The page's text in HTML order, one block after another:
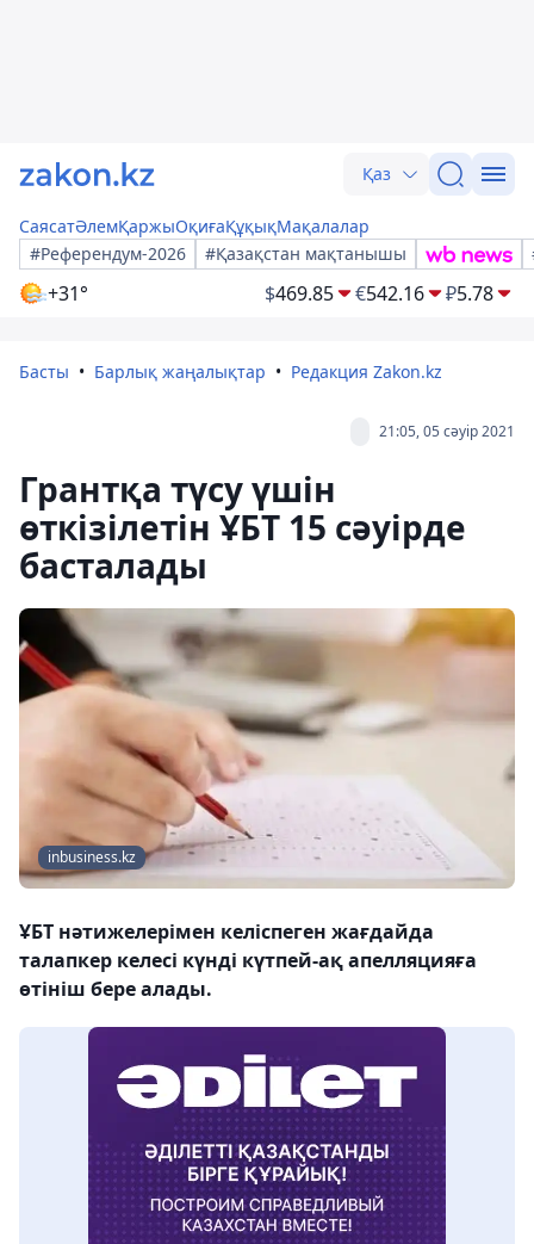
Қаз
СаясатӘлемҚаржыОқиғаҚұқықМақалалар
#Референдум-2026
#Қазақстан мақтанышы
+31° $469.85 €542.16 ₽5.78
Басты Барлық жаңалықтар Редакция Zakon.kz
21:05, 05 сәуір 2021
Грантқа түсу үшін
өткізілетін ҰБТ 15 сәуірде
басталады
inbusiness.kz
ҰБТ нәтижелерімен келіспеген жағдайда
талапкер келесі күнді күтпей-ақ апелляцияға
өтініш бере алады.